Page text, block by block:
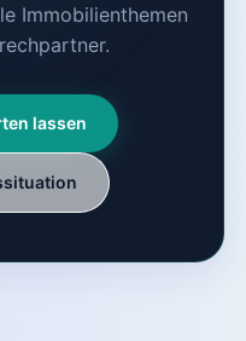
Immobilienthemen
lassen